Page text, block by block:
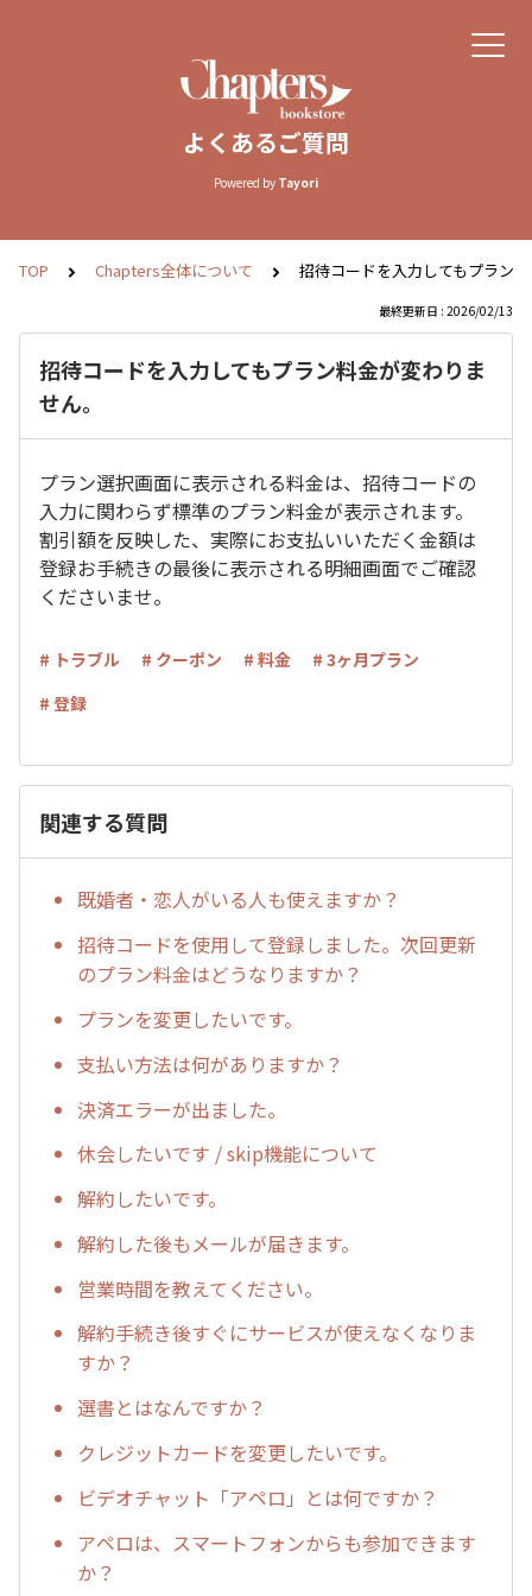
よくあるご質問
Powered by Tayori
TOP Chapters全体について 招待コードを入力してもプラン
最終更新日 : 2026/02/13
招待コードを入力してもプラン料金が変わりま
せん。
プラン選択画面に表示される料金は、招待コードの
入力に関わらず標準のプラン料金が表示されます。
割引額を反映した、実際にお支払いいただく金額は
登録お手続きの最後に表示される明細画面でご確認
くださいませ。
# トラブル # クーポン # 料金
# 3ヶ月プラン
# 登録
関連する質問
既婚者・恋人がいる人も使えますか？
招待コードを使用して登録しました。次回更新
のプラン料金はどうなりますか？
プランを変更したいです。
支払い方法は何がありますか？
決済エラーが出ました。
休会したいです / skip機能について
解約したいです。
解約した後もメールが届きます。
営業時間を教えてください。
解約手続き後すぐにサービスが使えなくなりま
すか？
選書とはなんですか？
クレジットカードを変更したいです。
ビデオチャット「アペロ」とは何ですか？
アペロは、スマートフォンからも参加できます
か？